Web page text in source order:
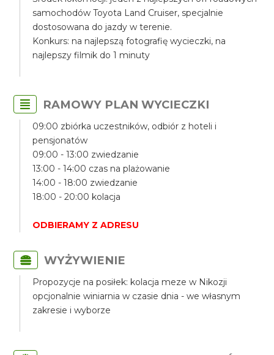
samochodów Toyota Land Cruiser, specjalnie
dostosowana do jazdy w terenie.
Konkurs: na najlepszą fotografię wycieczki, na
najlepszy filmik do 1 minuty
RAMOWY PLAN WYCIECZKI
09:00 zbiórka uczestników, odbiór z hoteli i
pensjonatów
09:00 - 13:00 zwiedzanie
13:00 - 14:00 czas na plażowanie
14:00 - 18:00 zwiedzanie
18:00 - 20:00 kolacja
ODBIERAMY Z ADRESU
WYŻYWIENIE
Propozycje na posiłek: kolacja meze w Nikozji
opcjonalnie winiarnia w czasie dnia - we własnym
zakresie i wyborze